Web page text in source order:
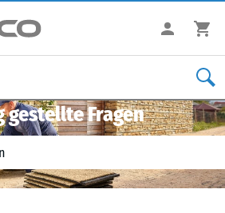
gestellte Fragen